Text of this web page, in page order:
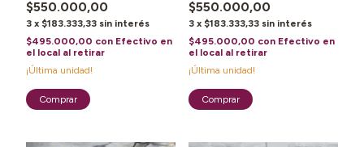
$550.000,00
3 x $183.333,33 sin interés
$495.000,00 con Efectivo en
el local al retirar
¡Última unidad!
$550.000,00
3 x $183.333,33 sin interés
$495.000,00 con Efectivo en
el local al retirar
¡Última unidad!